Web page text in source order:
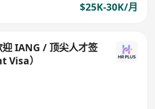
$25K-30K/月
迎 IANG / 顶尖人才签
Visa）